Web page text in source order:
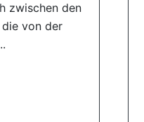
zwischen den
von der